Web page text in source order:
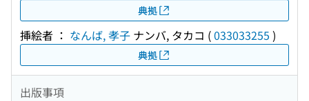
典拠
挿絵者 ： なんば, 孝子 ナンバ, タカコ (033033255 )
典拠
出版事項